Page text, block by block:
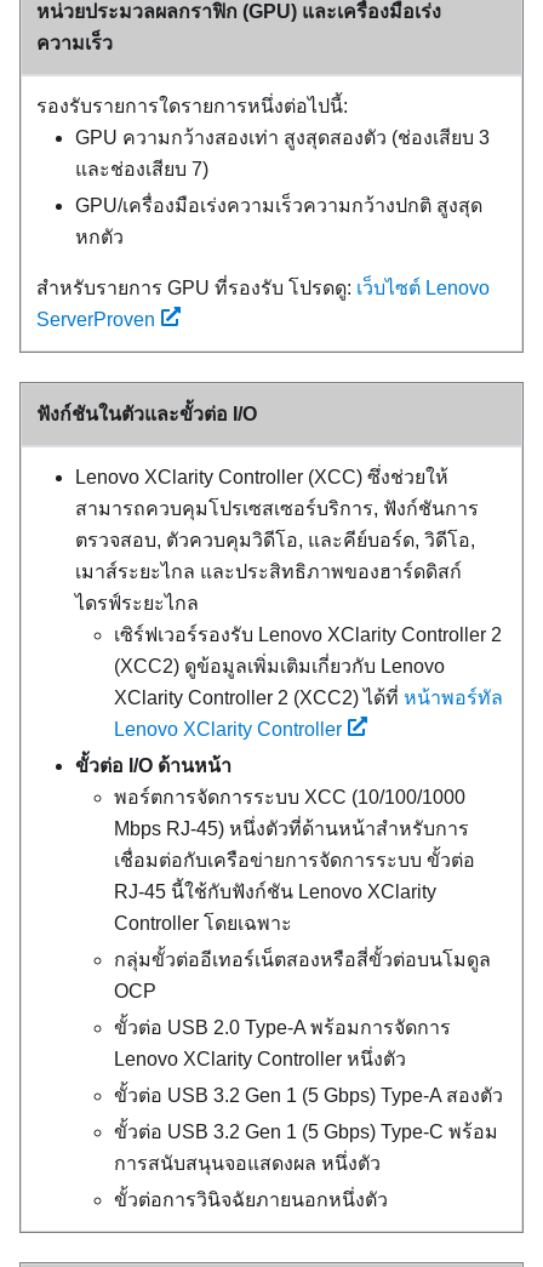
หน่วยประมวลผลกราฟิก (GPU) และเครื่องมือเร่ง
ความเร็ว
รองรับรายการใดรายการหนึ่งต่อไปนี้:
GPU ความกว้างสองเท่า สูงสุดสองตัว (ช่องเสียบ 3
และช่องเสียบ 7)
GPU/เครื่องมือเร่งความเร็วความกว้างปกติ สูงสุด
หกตัว
สำหรับรายการ GPU ที่รองรับ โปรดดู: เว็บไซต์ Lenovo
ServerProven
ฟังก์ชันในตัวและขั้วต่อ I/O
Lenovo XClarity Controller (XCC) ซึ่งช่วยให้
สามารถควบคุมโปรเซสเซอร์บริการ, ฟังก์ชันการ
ตรวจสอบ, ตัวควบคุมวิดีโอ, และคีย์บอร์ด, วิดีโอ,
เมาส์ระยะไกล และประสิทธิภาพของฮาร์ดดิสก์
ไดรฟ์ระยะไกล
เซิร์ฟเวอร์รองรับ Lenovo XClarity Controller 2
(XCC2) ดูข้อมูลเพิ่มเติมเกี่ยวกับ Lenovo
XClarity Controller 2 (XCC2) ได้ที่ หน้าพอร์ทัล
Lenovo XClarity Controller
ขั้วต่อ I/O ด้านหน้า
พอร์ตการจัดการระบบ XCC (10/100/1000
Mbps RJ-45) หนึ่งตัวที่ด้านหน้าสำหรับการ
เชื่อมต่อกับเครือข่ายการจัดการระบบ ขั้วต่อ
RJ-45 นี้ใช้กับฟังก์ชัน Lenovo XClarity
Controller โดยเฉพาะ
กลุ่มขั้วต่ออีเทอร์เน็ตสองหรือสี่ขั้วต่อบนโมดูล
OCP
ขั้วต่อ USB 2.0 Type-A พร้อมการจัดการ
Lenovo XClarity Controller หนึ่งตัว
ขั้วต่อ USB 3.2 Gen 1 (5 Gbps) Type-A สองตัว
ขั้วต่อ USB 3.2 Gen 1 (5 Gbps) Type-C พร้อม
การสนับสนุนจอแสดงผล หนึ่งตัว
ขั้วต่อการวินิจฉัยภายนอกหนึ่งตัว